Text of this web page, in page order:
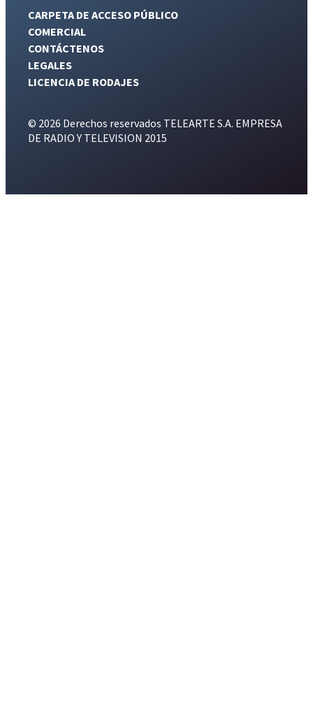
CARPETA DE ACCESO PÚBLICO
COMERCIAL
CONTÁCTENOS
LEGALES
LICENCIA DE RODAJES
© 2026 Derechos reservados TELEARTE S.A. EMPRESA
DE RADIO Y TELEVISION 2015